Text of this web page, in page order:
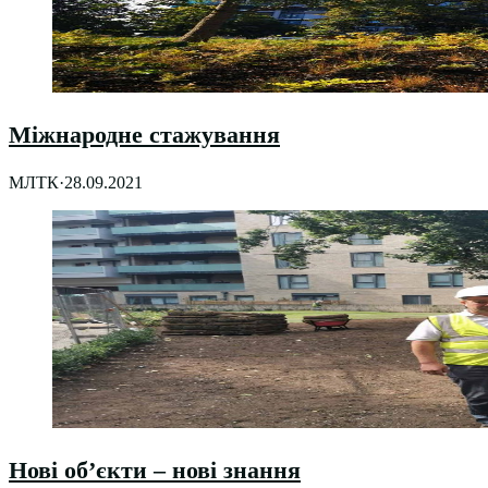
Міжнародне стажування
МЛТК·28.09.2021
Нові об’єкти – нові знання